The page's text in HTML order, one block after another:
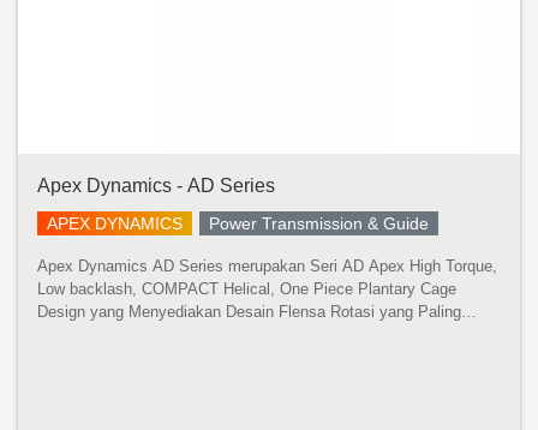
Apex Dynamics - AD Series
APEX DYNAMICS Power Transmission & Guide
Apex Dynamics AD Series merupakan Seri AD Apex High Torque,
Low backlash, COMPACT Helical, One Piece Plantary Cage
Design yang Menyediakan Desain Flensa Rotasi yang Paling